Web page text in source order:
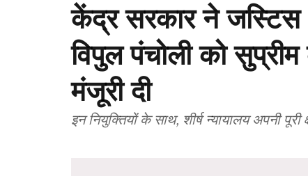
केंद्र सरकार ने
विपुल पंचोली को
मंजूरी दी
इन नियुक्तियों के साथ, शीर्ष न्यायालय अपनी पूरी